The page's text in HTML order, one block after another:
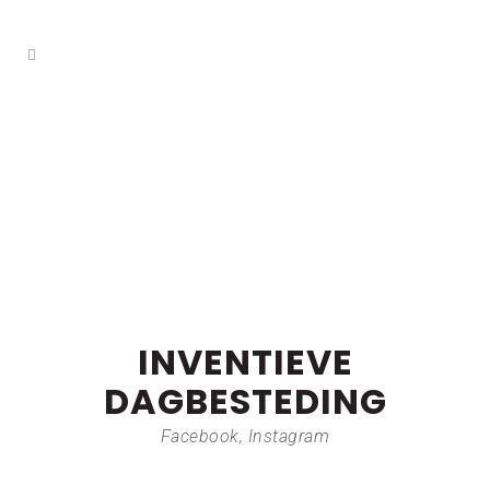
INVENTIEVE
DAGBESTEDING
Facebook, Instagram